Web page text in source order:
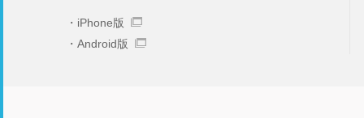
iPhone版
Android版